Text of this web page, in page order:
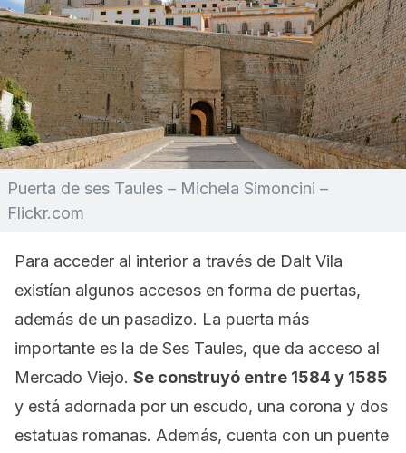
Puerta de ses Taules – Michela Simoncini –
Flickr.com
Para acceder al interior a través de Dalt Vila
existían algunos accesos en forma de puertas,
además de un pasadizo. La puerta más
importante es la de Ses Taules, que da acceso al
Mercado Viejo. Se construyó entre 1584 y 1585
y está adornada por un escudo, una corona y dos
estatuas romanas. Además, cuenta con un puente